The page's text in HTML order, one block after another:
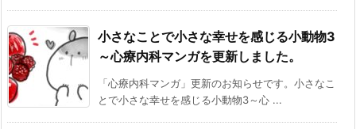
小さなことで小さな幸せを感じる小動物3
～心療内科マンガを更新しました。
「心療内科マンガ」更新のお知らせです。小さなこ
とで小さな幸せを感じる小動物3～心 ...